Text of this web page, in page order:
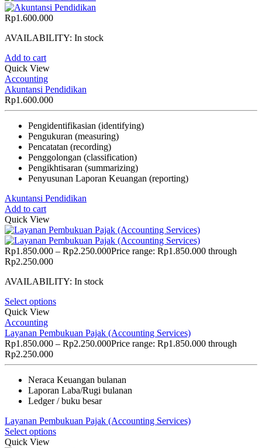
Rp1.600.000
AVAILABILITY: In stock
Add to cart
Quick View
Accounting
Akuntansi Pendidikan
Rp1.600.000
Pengidentifikasian (identifying)
Pengukuran (measuring)
Pencatatan (recording)
Penggolongan (classification)
Pengikhtisaran (summarizing)
Penyusunan Laporan Keuangan (reporting)
Akuntansi Pendidikan
Add to cart
Quick View
Rp1.850.000 – Rp2.250.000Price range: Rp1.850.000 through
Rp2.250.000
AVAILABILITY: In stock
Select options
Quick View
Accounting
Layanan Pembukuan Pajak (Accounting Services)
Rp1.850.000 – Rp2.250.000Price range: Rp1.850.000 through
Rp2.250.000
Neraca Keuangan bulanan
Laporan Laba/Rugi bulanan
Ledger / buku besar
Layanan Pembukuan Pajak (Accounting Services)
Select options
Quick View